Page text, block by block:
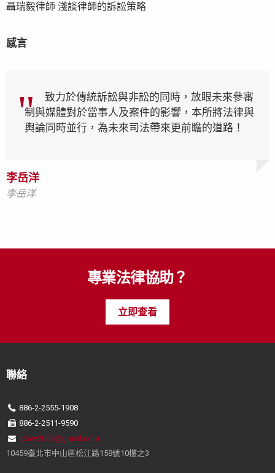
聶瑞毅律師 淺談律師的訴訟策略
感言
李岳洋
李岳洋
李岳洋
李岳洋
致力於傳統訴訟與非訟的同時，放眼未來參審
制與媒體對於當事人及案件的影響，本所將法律與
輿論同時並行，為未來司法帶來更前瞻的道路！
李岳洋
李岳洋
專業法律協助？
立即查看
聯絡
886-2-2555-1908
886-2-2511-9590
lclaw2006@gmail.com
10459臺北市中山區松江路158號10樓之3